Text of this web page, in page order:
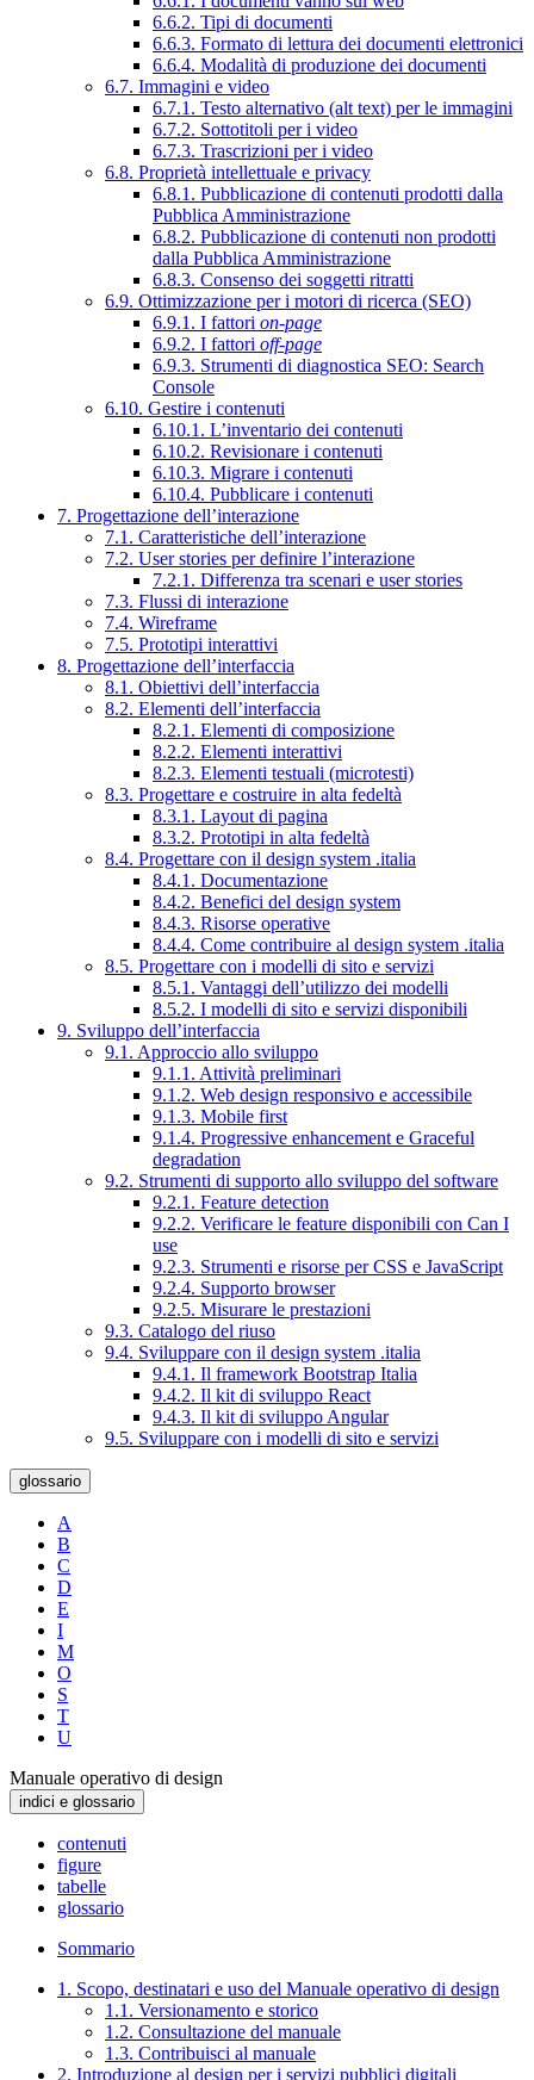
6.6.2. Tipi di documenti
6.6.3. Formato di lettura dei documenti elettronici
6.6.4. Modalità di produzione dei documenti
6.7. Immagini e video
6.7.1. Testo alternativo (alt text) per le immagini
6.7.2. Sottotitoli per i video
6.7.3. Trascrizioni per i video
6.8. Proprietà intellettuale e privacy
6.8.1. Pubblicazione di contenuti prodotti dalla
Pubblica Amministrazione
6.8.2. Pubblicazione di contenuti non prodotti
dalla Pubblica Amministrazione
6.8.3. Consenso dei soggetti ritratti
6.9. Ottimizzazione per i motori di ricerca (SEO)
6.9.1. I fattori on-page
6.9.2. I fattori off-page
6.9.3. Strumenti di diagnostica SEO: Search
Console
6.10. Gestire i contenuti
6.10.1. L’inventario dei contenuti
6.10.2. Revisionare i contenuti
6.10.3. Migrare i contenuti
6.10.4. Pubblicare i contenuti
7. Progettazione dell’interazione
7.1. Caratteristiche dell’interazione
7.2. User stories per definire l’interazione
7.2.1. Differenza tra scenari e user stories
7.3. Flussi di interazione
7.4. Wireframe
7.5. Prototipi interattivi
8. Progettazione dell’interfaccia
8.1. Obiettivi dell’interfaccia
8.2. Elementi dell’interfaccia
8.2.1. Elementi di composizione
8.2.2. Elementi interattivi
8.2.3. Elementi testuali (microtesti)
8.3. Progettare e costruire in alta fedeltà
8.3.1. Layout di pagina
8.3.2. Prototipi in alta fedeltà
8.4. Progettare con il design system .italia
8.4.1. Documentazione
8.4.2. Benefici del design system
8.4.3. Risorse operative
8.4.4. Come contribuire al design system .italia
8.5. Progettare con i modelli di sito e servizi
8.5.1. Vantaggi dell’utilizzo dei modelli
8.5.2. I modelli di sito e servizi disponibili
9. Sviluppo dell’interfaccia
9.1. Approccio allo sviluppo
9.1.1. Attività preliminari
9.1.2. Web design responsivo e accessibile
9.1.3. Mobile first
9.1.4. Progressive enhancement e Graceful
degradation
9.2. Strumenti di supporto allo sviluppo del software
9.2.1. Feature detection
9.2.2. Verificare le feature disponibili con Can I
use
9.2.3. Strumenti e risorse per CSS e JavaScript
9.2.4. Supporto browser
9.2.5. Misurare le prestazioni
9.3. Catalogo del riuso
9.4. Sviluppare con il design system .italia
9.4.1. Il framework Bootstrap Italia
9.4.2. Il kit di sviluppo React
9.4.3. Il kit di sviluppo Angular
9.5. Sviluppare con i modelli di sito e servizi
glossario
A
B
C
D
E
I
M
O
S
T
U
Manuale operativo di design
indici e glossario
contenuti
figure
tabelle
glossario
Sommario
1. Scopo, destinatari e uso del Manuale operativo di design
1.1. Versionamento e storico
1.2. Consultazione del manuale
1.3. Contribuisci al manuale
2. Introduzione al design per i servizi pubblici digitali